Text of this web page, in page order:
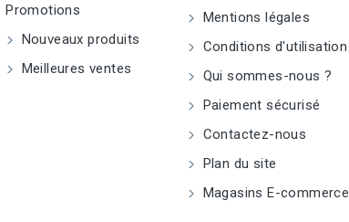
Promotions
Nouveaux produits
Meilleures ventes
Mentions légales
Conditions d'utilisation
Qui sommes-nous ?
Paiement sécurisé
Contactez-nous
Plan du site
Magasins E-commerce